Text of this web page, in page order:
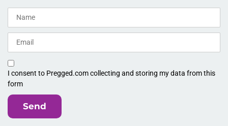
I consent to Pregged.com collecting and storing my data from this
form
Send